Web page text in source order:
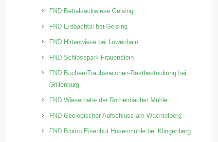
FND Bettelsackwiese Geising
FND Erdbachtal bei Geising
FND Hirtenwiese bei Löwenhain
FND Schlosspark Frauenstein
FND Buchen-Traubeneichen-Restbestockung bei
Grillenburg
FND Wiese nahe der Röthenbacher Mühle
FND Geologischer Aufschluss am Wachtelberg
FND Biotop Eisenhut Hosenmühle bei Klingenberg